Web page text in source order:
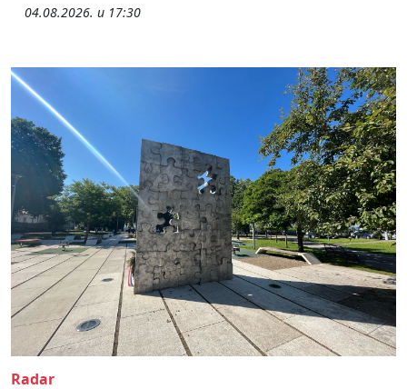
04.08.2026. u 17:30
Radar